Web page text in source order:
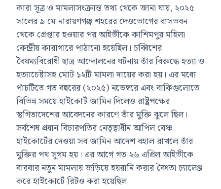
কারা সূত্র ও মামলাসংক্রান্ত তথ্য থেকে জানা যায়, ২০২৫
সালের ৯ মে নারায়ণগঞ্জ শহরের দেওভোগের বাসভবন
থেকে গ্রেপ্তার হওয়ার পর আইভীকে কাশিমপুর মহিলা
কেন্দ্রীয় কারাগারে পাঠানো হয়েছিল। চব্বিশের
বৈষম্যবিরোধী ছাত্র আন্দোলনের ঘটনায় তাঁর বিরুদ্ধে হত্যা ও
হত্যাচেষ্টাসহ মোট ১২টি মামলা দায়ের করা হয়। এর মধ্যে
পাঁচটিতে গত বছরের (২০২৫) নভেম্বরে এবং বাকিগুলোতে
বিভিন্ন সময়ে হাইকোর্ট জামিন দিলেও রাষ্ট্রপক্ষের
স্থগিতাদেশের আবেদনের কারণে তাঁর মুক্তি ঝুলে ছিল।
সর্বশেষ প্রধান বিচারপতির নেতৃত্বাধীন আপিল বেঞ্চ
হাইকোর্টের দেওয়া সব জামিন আদেশ বহাল রাখলে তাঁর
মুক্তির পথ সুগম হয়। এর আগে গত ২৬ এপ্রিল আইভীকে
বারবার নতুন মামলায় জড়িয়ে হয়রানি করার বৈধতা চ্যালেঞ্জ
করে হাইকোর্টে রিটও করা হয়েছিল।